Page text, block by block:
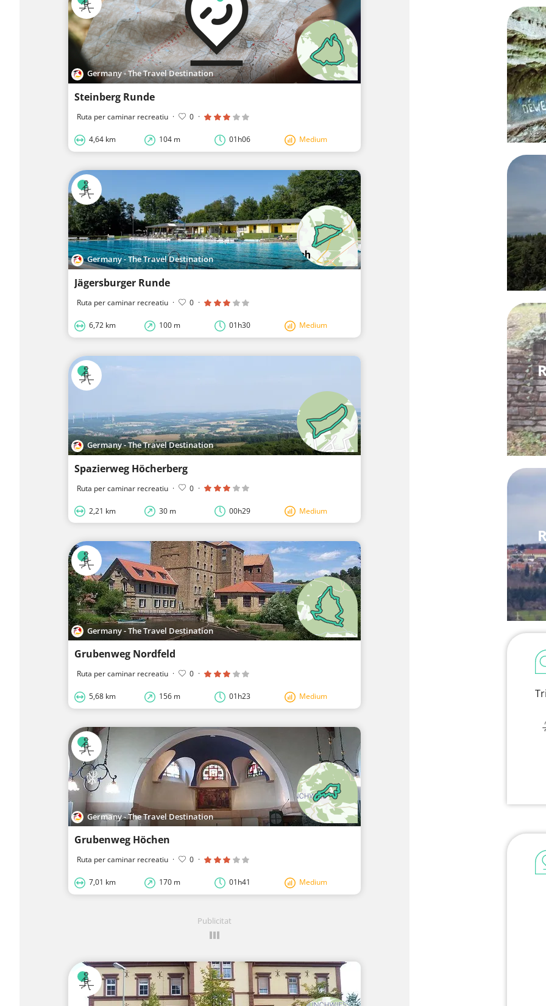
Germany - The Travel Destination
Steinberg Runde
Ruta per caminar recreatiu · 0 ·
4,64 km 104 m 01h06 Medium
Germany - The Travel Destination
Jägersburger Runde
Ruta per caminar recreatiu · 0 ·
6,72 km 100 m 01h30 Medium
Germany - The Travel Destination
Spazierweg Höcherberg
Ruta per caminar recreatiu · 0 ·
2,21 km 30 m 00h29 Medium
Germany - The Travel Destination
Grubenweg Nordfeld
Ruta per caminar recreatiu · 0 ·
5,68 km 156 m 01h23 Medium
Germany - The Travel Destination
Grubenweg Höchen
Ruta per caminar recreatiu · 0 ·
7,01 km 170 m 01h41 Medium
Publicitat